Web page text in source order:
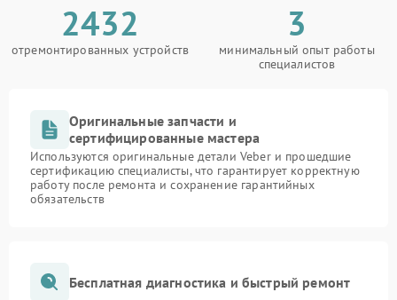
2432
отремонтированных устройств
3
минимальный опыт работы
специалистов
Оригинальные запчасти и
сертифицированные мастера
Используются оригинальные детали Veber и прошедшие
сертификацию специалисты, что гарантирует корректную
работу после ремонта и сохранение гарантийных
обязательств
Бесплатная диагностика и быстрый ремонт